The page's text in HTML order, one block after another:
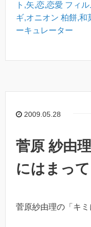
ト,矢,恋,恋愛 フィ
ギ,オニオン 柏餅,和
ーキュレーター
2009.05.28
菅原 紗由
にはまって
菅原紗由理の「キミ